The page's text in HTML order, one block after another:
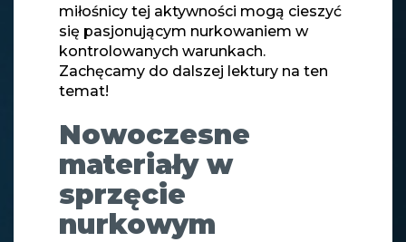
miłośnicy tej aktywności mogą cieszyć
się pasjonującym nurkowaniem w
kontrolowanych warunkach.
Zachęcamy do dalszej lektury na ten
temat!
Nowoczesne
materiały w
sprzęcie
nurkowym